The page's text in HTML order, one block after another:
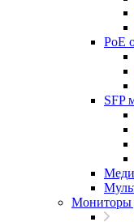
PoE
SFP
Мониторы